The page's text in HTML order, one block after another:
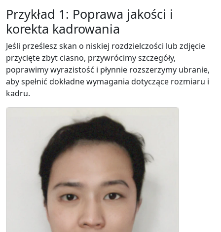
Przykład 1: Poprawa jakości i
korekta kadrowania
Jeśli prześlesz skan o niskiej rozdzielczości lub zdjęcie
przycięte zbyt ciasno, przywrócimy szczegóły,
poprawimy wyrazistość i płynnie rozszerzymy ubranie,
aby spełnić dokładne wymagania dotyczące rozmiaru i
kadru.